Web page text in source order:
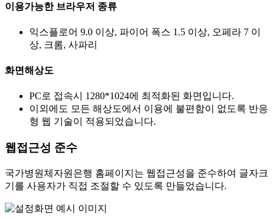
이용가능한 브라우저 종류
익스플로어 9.0 이상, 파이어 폭스 1.5 이상, 오페라 7 이
상, 크롬, 사파리
화면해상도
PC로 접속시 1280*1024에 최적화된 화면입니다.
이외에도 모든 해상도에서 이용에 불편함이 없도록 반응
형 웹 기술이 적용되었습니다.
웹접근성 준수
국가병원체자원은행 홈페이지는 웹접근성을 준수하여 글자크
기를 사용자가 직접 조절할 수 있도록 만들었습니다.